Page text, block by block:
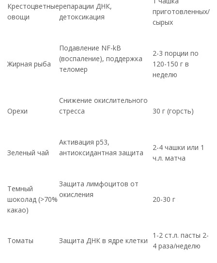
Крестоцветные
овощи
репарации ДНК,
детоксикация
приготовленных/
сырых
Жирная рыба
Подавление NF-kB
(воспаление), поддержка
теломер
2-3 порции по
120-150 г в
неделю
Орехи
Снижение окислительного
стресса
30 г (горсть)
Зеленый чай
Активация p53,
антиоксидантная защита
2-4 чашки или 1
ч.л. матча
Темный
шоколад (>70%
какао)
Защита лимфоцитов от
окисления
20-30 г
Томаты Защита ДНК в ядре клетки
1-2 ст.л. пасты 2-
4 раза/неделю